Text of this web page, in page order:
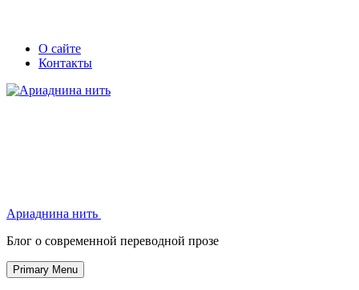
Skip
Secondary
left
navigation
Secondary
right
navigation
О сайте
Контакты
Ариаднина нить
Блог о современной переводной прозе
Primary Menu